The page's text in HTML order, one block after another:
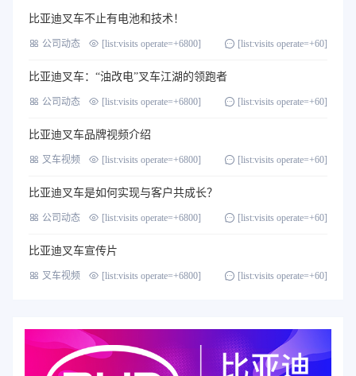
比亚迪叉车不止有电池和技术！
公司动态 [list:visits operate=+6800] [list:visits operate=+60]
比亚迪叉车：“油改电”叉车江湖的领跑者
公司动态 [list:visits operate=+6800] [list:visits operate=+60]
比亚迪叉车品牌视频介绍
叉车视频 [list:visits operate=+6800] [list:visits operate=+60]
比亚迪叉车是如何实现与客户共成长？
公司动态 [list:visits operate=+6800] [list:visits operate=+60]
比亚迪叉车宣传片
叉车视频 [list:visits operate=+6800] [list:visits operate=+60]